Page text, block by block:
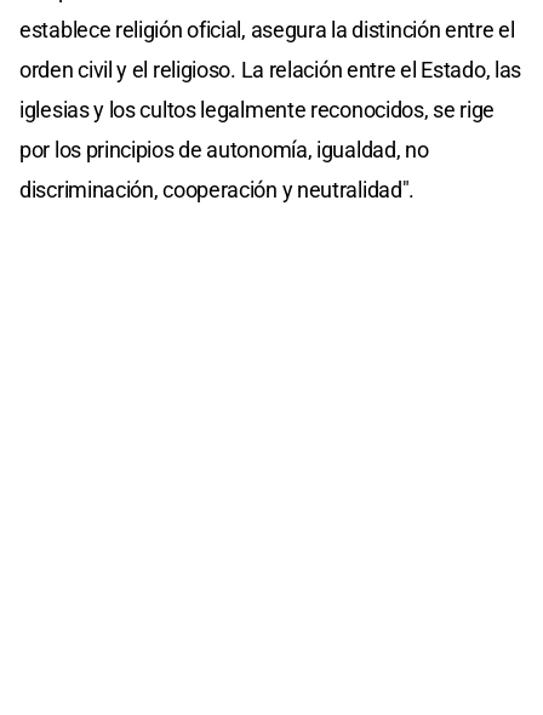
establece religión oficial, asegura la distinción entre el
orden civil y el religioso. La relación entre el Estado, las
iglesias y los cultos legalmente reconocidos, se rige
por los principios de autonomía, igualdad, no
discriminación, cooperación y neutralidad".